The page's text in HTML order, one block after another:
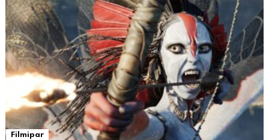
Filmipar